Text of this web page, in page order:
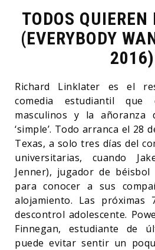
TODOS QUIEREN
(EVERYBODY
2016)
Richard Linklater es el
comedia estudiantil que
masculinos y la añoranza
‘simple’. Todo arranca el 28
Texas, a solo tres días del
universitarias, cuando
Jenner), jugador de
para conocer a sus
alojamiento. Las
descontrol adolescente.
Finnegan, estudiante de
puede evitar sentir un